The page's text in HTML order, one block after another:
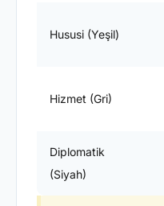
Hususi (Yeşil)
Hizmet (Gri)
Diplomatik
(Siyah)